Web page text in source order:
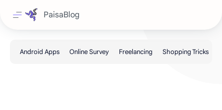
PaisaBlog